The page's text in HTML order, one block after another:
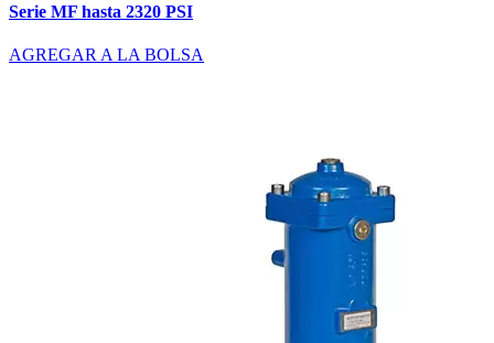
Serie MF hasta 2320 PSI
AGREGAR A LA BOLSA